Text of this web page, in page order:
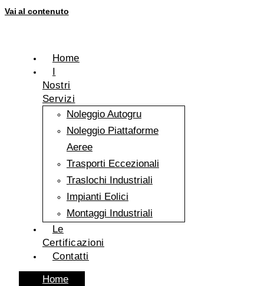
Vai al contenuto
Home
Nostri
Servizi
Noleggio Autogru
Noleggio Piattaforme
Aeree
Trasporti Eccezionali
Traslochi Industriali
Impianti Eolici
Montaggi Industriali
Le
Certificazioni
Contatti
Home